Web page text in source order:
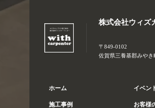
株式会社ウィズ
〒849-0102
佐賀県三養基郡みや
ホーム
施工事例
イベン
お客様